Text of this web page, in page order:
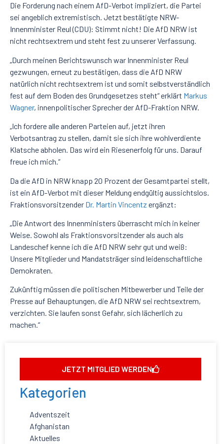
Die Forderung nach einem AfD-Verbot impliziert, die Partei
sei angeblich extremistisch. Jetzt bestätigte NRW-
Innenminister Reul (CDU): Stimmt nicht! Die AfD NRW ist
nicht rechtsextrem und steht fest zu unserer Verfassung.
„Durch meinen Berichtswunsch war Innenminister Reul
gezwungen, erneut zu bestätigen, dass die AfD NRW
natürlich nicht rechtsextrem ist und somit selbstverständlich
fest auf dem Boden des Grundgesetzes steht“ erklärt Markus
Wagner, innenpolitischer Sprecher der AfD-Fraktion NRW.
„Ich fordere alle anderen Parteien auf, jetzt ihren
Verbotsantrag zu stellen, damit sie sich ihre wohlverdiente
Klatsche abholen. Das wird ein Riesenerfolg für uns. Darauf
freue ich mich.“
Da die AfD in NRW knapp 20 Prozent der Gesamtpartei stellt,
ist ein AfD-Verbot mit dieser Meldung endgültig aussichtslos.
Fraktionsvorsitzender Dr. Martin Vincentz ergänzt:
„Die Antwort des Innenministers überrascht mich in keiner
Weise. Sowohl als Fraktionsvorsitzender als auch als
Landeschef kenne ich die AfD NRW sehr gut und weiß:
Unsere Mitglieder und Mandatsträger sind leidenschaftliche
Demokraten.
Zukünftig müssen die politischen Mitbewerber und Teile der
Presse auf Behauptungen, die AfD NRW sei rechtsextrem,
verzichten. Sie laufen sonst Gefahr, sich lächerlich zu
machen.“
JETZT MITGLIED WERDEN
Kategorien
Adventszeit
Afghanistan
Aktuelles